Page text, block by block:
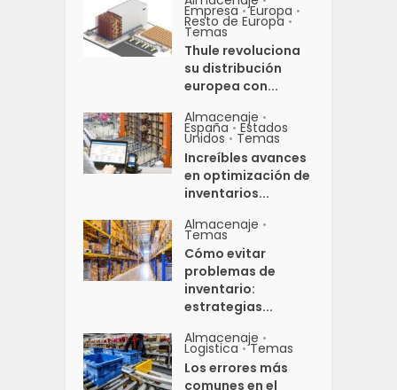
Empresa • Europa •
Resto de Europa •
Temas
Thule revoluciona
su distribución
europea con...
Almacenaje •
España • Estados
Unidos • Temas
Increíbles avances
en optimización de
inventarios...
Almacenaje •
Temas
Cómo evitar
problemas de
inventario:
estrategias...
Almacenaje •
Logistica • Temas
Los errores más
comunes en el